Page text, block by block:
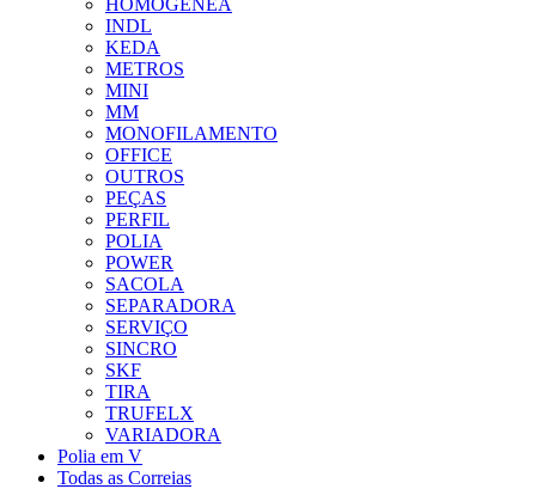
HOMOGENEA
INDL
KEDA
METROS
MINI
MM
MONOFILAMENTO
OFFICE
OUTROS
PEÇAS
PERFIL
POLIA
POWER
SACOLA
SEPARADORA
SERVIÇO
SINCRO
SKF
TIRA
TRUFELX
VARIADORA
Polia em V
Todas as Correias